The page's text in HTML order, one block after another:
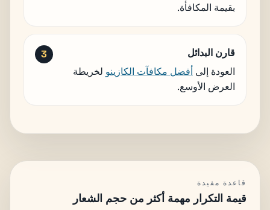
بقيمة المكافأة.
قارن البدائل
العودة إلى أفضل مكافآت الكازينو لخريطة
العرض الأوسع.
قاعدة مفيدة
قيمة التكرار مهمة أكثر من حجم الشعار